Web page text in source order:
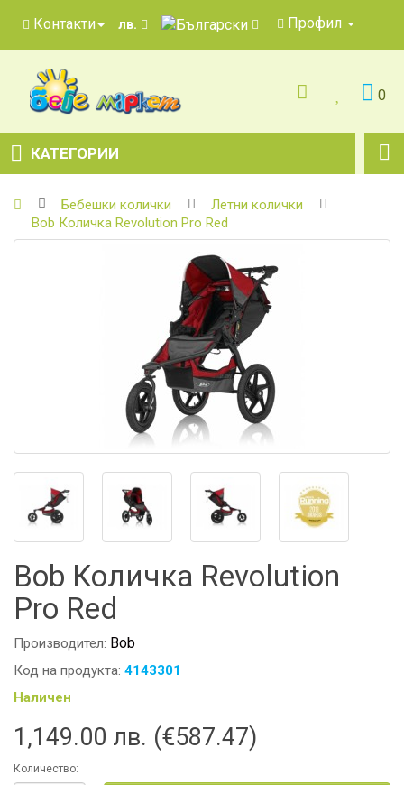
Контакти лв. Профил
0
КАТЕГОРИИ
Бебешки колички
Летни колички
Bob Количка Revolution Pro Red
Bob Количка Revolution
Pro Red
Производител: Bob
Код на продукта: 4143301
Наличен
1,149.00 лв. (€587.47)
Количество: